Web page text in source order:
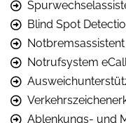
Blind Spot
Notrufsystem eCall
Ablenkungs- und